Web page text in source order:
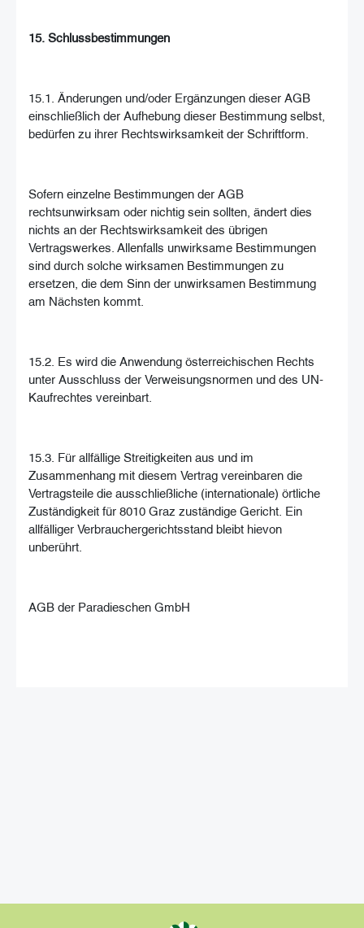
15. Schlussbestimmungen
15.1. Änderungen und/oder Ergänzungen dieser AGB
einschließlich der Aufhebung dieser Bestimmung selbst,
bedürfen zu ihrer Rechtswirksamkeit der Schriftform.
Sofern einzelne Bestimmungen der AGB
rechtsunwirksam oder nichtig sein sollten, ändert dies
nichts an der Rechtswirksamkeit des übrigen
Vertragswerkes. Allenfalls unwirksame Bestimmungen
sind durch solche wirksamen Bestimmungen zu
ersetzen, die dem Sinn der unwirksamen Bestimmung
am Nächsten kommt.
15.2. Es wird die Anwendung österreichischen Rechts
unter Ausschluss der Verweisungsnormen und des UN-
Kaufrechtes vereinbart.
15.3. Für allfällige Streitigkeiten aus und im
Zusammenhang mit diesem Vertrag vereinbaren die
Vertragsteile die ausschließliche (internationale) örtliche
Zuständigkeit für 8010 Graz zuständige Gericht. Ein
allfälliger Verbrauchergerichtsstand bleibt hievon
unberührt.
AGB der Paradieschen GmbH